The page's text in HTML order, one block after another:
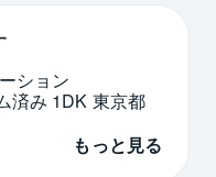
ション
済み 1DK 東京都
ペース 戸建て
り 4LDK 東京都
もっと見る